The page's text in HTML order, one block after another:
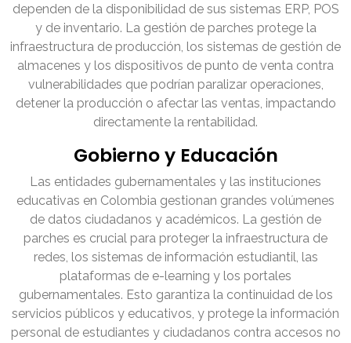
dependen de la disponibilidad de sus sistemas ERP, POS
y de inventario. La gestión de parches protege la
infraestructura de producción, los sistemas de gestión de
almacenes y los dispositivos de punto de venta contra
vulnerabilidades que podrían paralizar operaciones,
detener la producción o afectar las ventas, impactando
directamente la rentabilidad.
Gobierno y Educación
Las entidades gubernamentales y las instituciones
educativas en Colombia gestionan grandes volúmenes
de datos ciudadanos y académicos. La gestión de
parches es crucial para proteger la infraestructura de
redes, los sistemas de información estudiantil, las
plataformas de e-learning y los portales
gubernamentales. Esto garantiza la continuidad de los
servicios públicos y educativos, y protege la información
personal de estudiantes y ciudadanos contra accesos no